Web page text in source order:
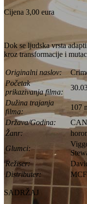
Cijena 3,00 eura
Dok se ljudska vrsta
kroz transformacije i
Originalni naslov:
Početak
prikazivanja filma:
Dužina trajanja
filma:
107
Država/Godina:
Žanr:
Glumci:
Režiser:
Distributer:
SADRŽAJ